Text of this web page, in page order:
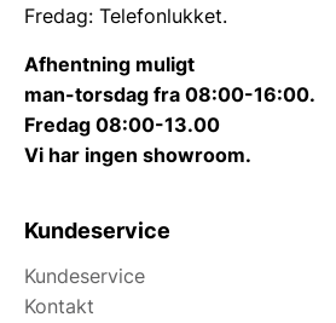
Fredag: Telefonlukket.
Afhentning muligt
man-torsdag fra 08:00-16:00.
Fredag 08:00-13.00
Vi har ingen showroom.
Kundeservice
Kundeservice
Kontakt